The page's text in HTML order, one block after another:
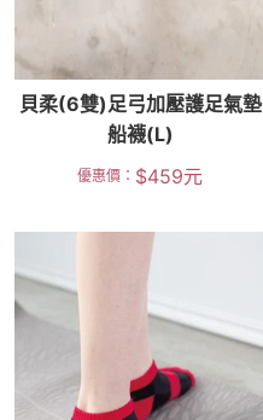
貝柔(6雙)足弓加壓護足氣墊
船襪(L)
優惠價： $459元